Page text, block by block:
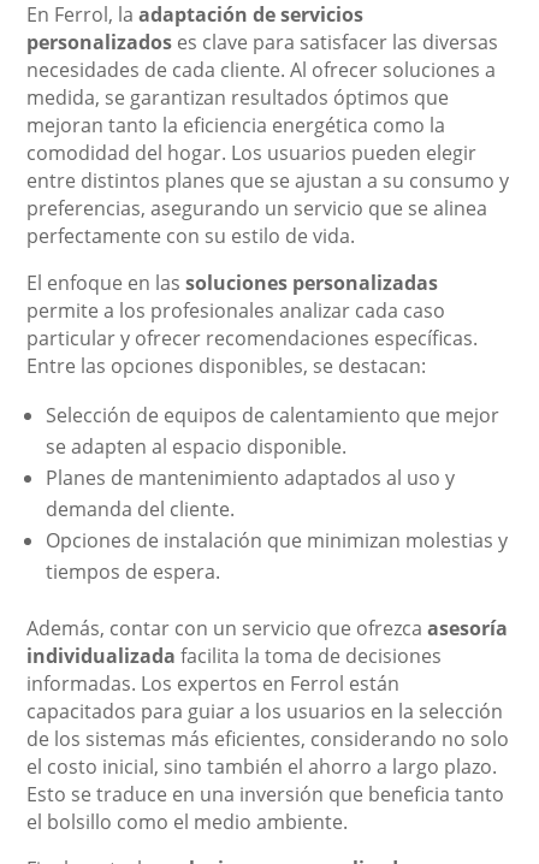
En Ferrol, laadaptación de servicios
personalizados es clave para satisfacer las diversas
necesidades de cada cliente. Al ofrecer soluciones a
medida, se garantizan resultados óptimos que
mejoran tanto la eficiencia energética como la
comodidad del hogar. Los usuarios pueden elegir
entre distintos planes que se ajustan a su consumo y
preferencias, asegurando un servicio que se alinea
perfectamente con su estilo de vida.
El enfoque en lassoluciones personalizadas
permite a los profesionales analizar cada caso
particular y ofrecer recomendaciones específicas.
Entre las opciones disponibles, se destacan:
Selección de equipos de calentamiento que mejor
se adapten al espacio disponible.
Planes de mantenimiento adaptados al uso y
demanda del cliente.
Opciones de instalación que minimizan molestias y
tiempos de espera.
Además, contar con un servicio que ofrezcaasesoría
individualizada facilita la toma de decisiones
informadas. Los expertos en Ferrol están
capacitados para guiar a los usuarios en la selección
de los sistemas más eficientes, considerando no solo
el costo inicial, sino también el ahorro a largo plazo.
Esto se traduce en una inversión que beneficia tanto
el bolsillo como el medio ambiente.